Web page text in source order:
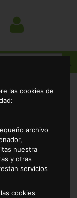
las cookies de
archivo
nuestra
y otras
servicios
cookies
EN